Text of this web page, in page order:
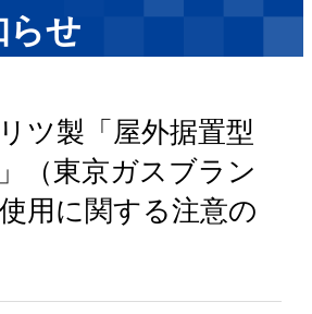
らせ
ツ製「屋外据置型
（東京ガスブラン
用に関する注意の